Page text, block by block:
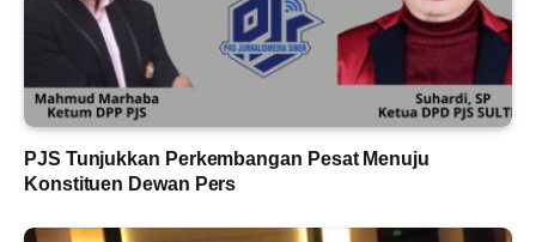
PJS Tunjukkan Perkembangan Pesat Menuju
Konstituen Dewan Pers